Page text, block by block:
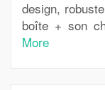
design,
boîte + son
More